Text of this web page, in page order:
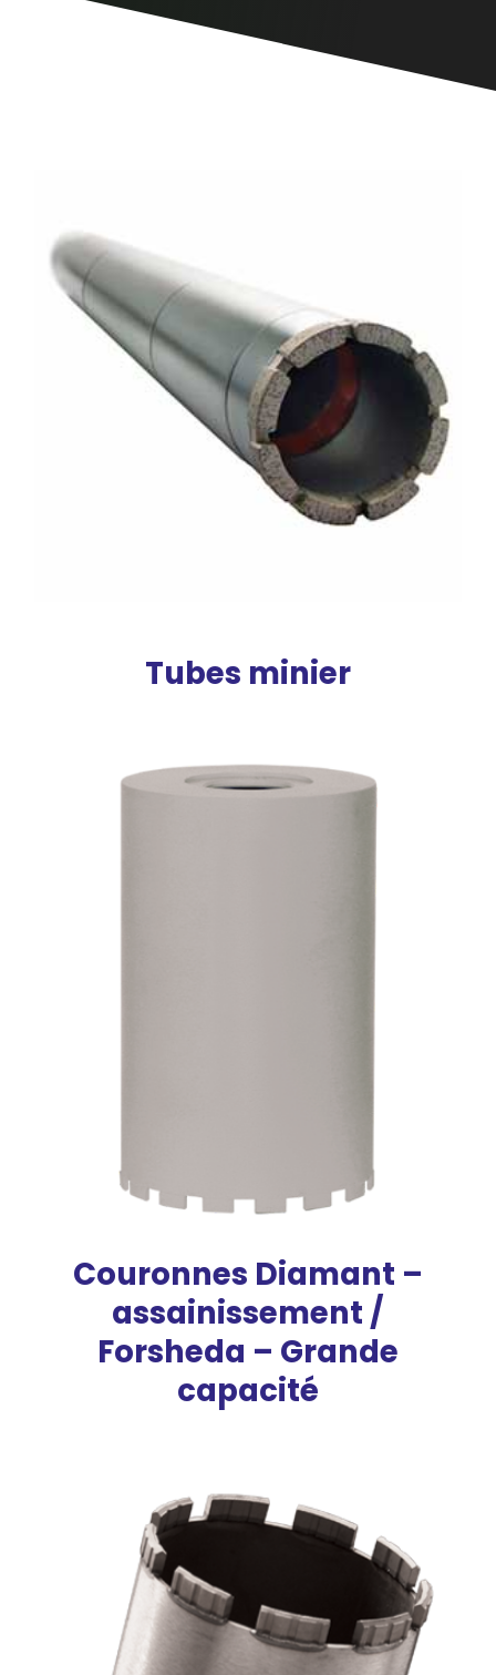
CONTACT
Tubes minier
Couronnes Diamant –
assainissement /
Forsheda – Grande
capacité